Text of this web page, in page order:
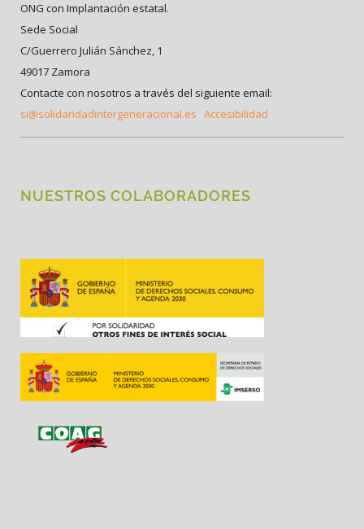
ONG con Implantación estatal.
Sede Social
C/Guerrero Julián Sánchez, 1
49017 Zamora
Contacte con nosotros a través del siguiente email:
si@solidaridadintergeneracional.es Accesibilidad
NUESTROS COLABORADORES